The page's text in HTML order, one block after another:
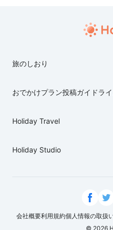
旅のしおり
おでかけプラン投稿ガイドラ
Holiday Travel
Holiday Studio
会社概要利用規約個人情報の取扱
© 2026